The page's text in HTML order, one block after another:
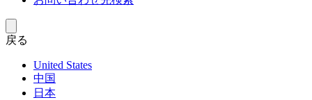
戻る
United States
中国
日本